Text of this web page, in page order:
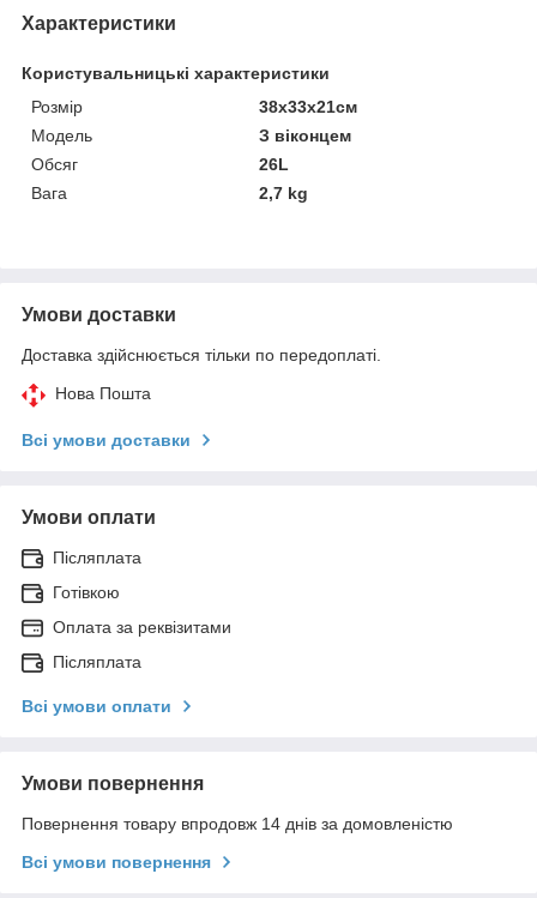
Характеристики
Користувальницькі характеристики
Розмір
38х33х21см
Модель
З віконцем
Обсяг
26L
Вага
2,7 kg
Умови доставки
Доставка здійснюється тільки по передоплаті.
Нова Пошта
Всі умови доставки
Умови оплати
Післяплата
Готівкою
Оплата за реквізитами
Післяплата
Всі умови оплати
Умови повернення
Повернення товару впродовж 14 днів за домовленістю
Всі умови повернення